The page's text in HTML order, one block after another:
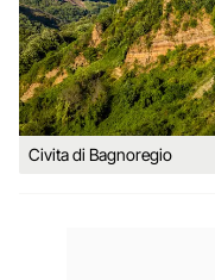
Civita di Bagnoregio